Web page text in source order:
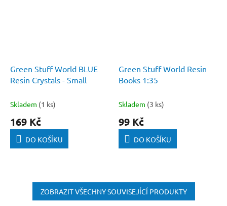
Green Stuff World BLUE
Resin Crystals - Small
Skladem (1 ks)
169 Kč
DO KOŠÍKU
Green Stuff World Resin
Books 1:35
Skladem (3 ks)
99 Kč
DO KOŠÍKU
ZOBRAZIT VŠECHNY SOUVISEJÍCÍ PRODUKTY